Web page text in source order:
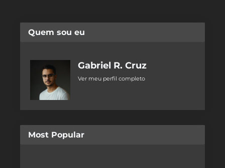
Quem sou eu
Gabriel R. Cruz
Ver meu perfil completo
Most Popular